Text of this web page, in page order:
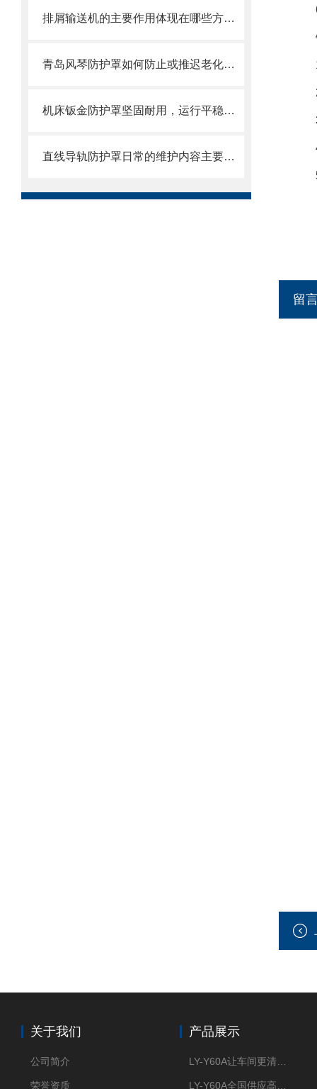
排屑输送机的主要作用体现在哪些方面？
青岛风琴防护罩如何防止或推迟老化，两方面工作要做好
机床钣金防护罩坚固耐用，运行平稳，噪音小
直线导轨防护罩日常的维护内容主要包括哪些方面
留
关于我们
公司简介
荣誉资质
产品展示